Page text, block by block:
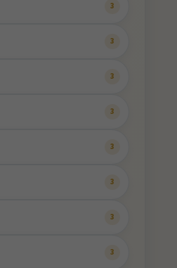
3
3
3
3
3
3
3
3